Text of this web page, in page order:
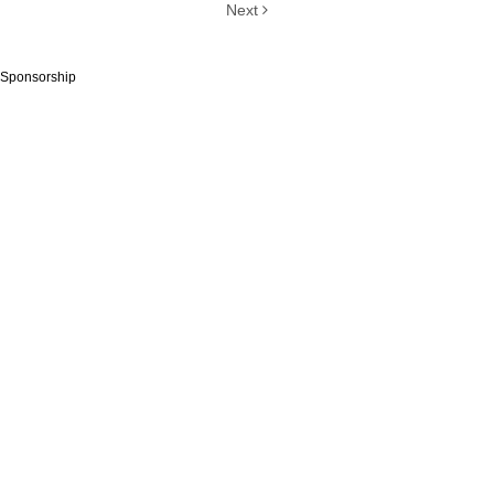
Next
Sponsorship